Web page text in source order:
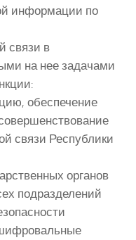
информации по
связи в
на нее задачами
обеспечение
связи Республики
органов
подразделений